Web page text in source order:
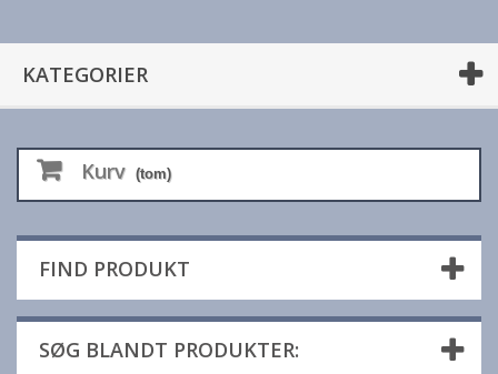
KATEGORIER
Kurv (tom)
FIND PRODUKT
SØG BLANDT PRODUKTER: